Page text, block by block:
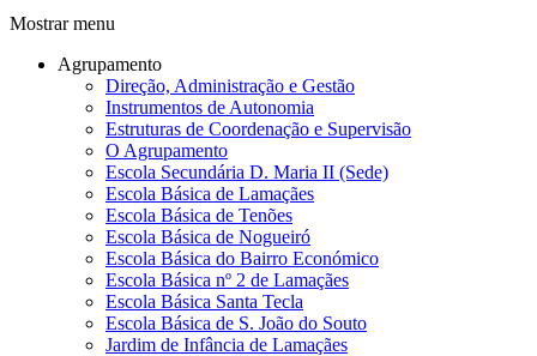
Mostrar menu
Agrupamento
Direção, Administração e Gestão
Instrumentos de Autonomia
Estruturas de Coordenação e Supervisão
O Agrupamento
Escola Secundária D. Maria II (Sede)
Escola Básica de Lamaçães
Escola Básica de Tenões
Escola Básica de Nogueiró
Escola Básica do Bairro Económico
Escola Básica nº 2 de Lamaçães
Escola Básica Santa Tecla
Escola Básica de S. João do Souto
Jardim de Infância de Lamaçães